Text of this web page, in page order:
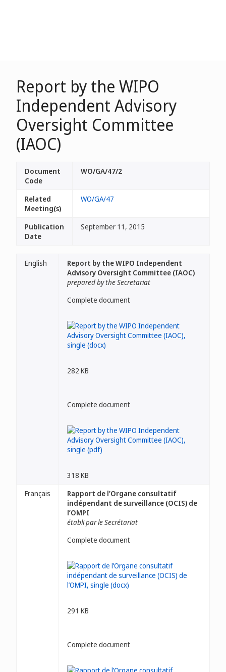
Report by the WIPO
Independent Advisory
Oversight Committee
(IAOC)
Document
Code
WO/GA/47/2
Related
Meeting(s)
WO/GA/47
Publication
Date
September 11, 2015
English
Report by the WIPO Independent
Advisory Oversight Committee (IAOC)
prepared by the Secretariat
Complete document
282 KB
Complete document
318 KB
Français
Rapport de l’Organe consultatif
indépendant de surveillance (OCIS) de
l’OMPI
établi par le Secrétariat
Complete document
291 KB
Complete document